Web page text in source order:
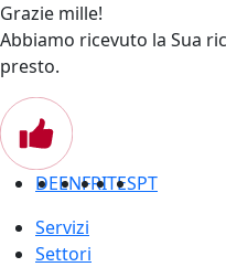
Grazie mille!
Abbiamo ricevuto la Sua
presto.
DEENFRITESPT
Servizi
Settori